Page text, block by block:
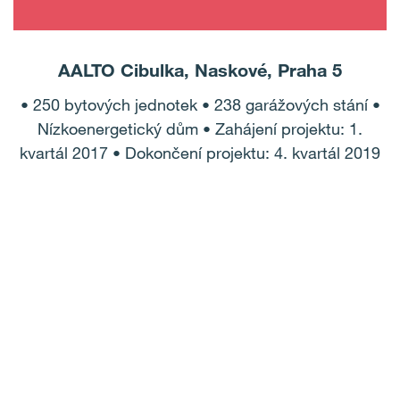
AALTO Cibulka, Naskové, Praha 5
• 250 bytových jednotek • 238 garážových stání •
Nízkoenergetický dům • Zahájení projektu: 1.
kvartál 2017 • Dokončení projektu: 4. kvartál 2019